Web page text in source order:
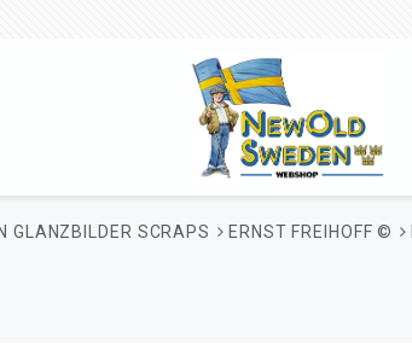
GLANZBILDER SCRAPS ERNST FREIHOFF ©